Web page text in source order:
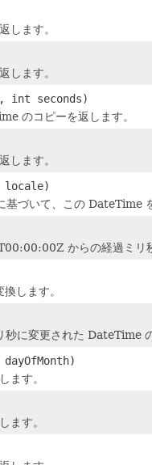
します。
します。
int seconds)
のコピーを返します。
します。
locale)
づいて、この DateTime
からの経過ミリ
します。
に変更された DateTime
ます。
ます。